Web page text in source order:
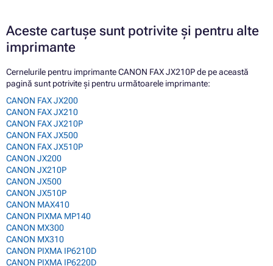
Aceste cartușe sunt potrivite și pentru alte
imprimante
Cernelurile pentru imprimante CANON FAX JX210P de pe această
pagină sunt potrivite și pentru următoarele imprimante:
CANON FAX JX200
CANON FAX JX210
CANON FAX JX210P
CANON FAX JX500
CANON FAX JX510P
CANON JX200
CANON JX210P
CANON JX500
CANON JX510P
CANON MAX410
CANON PIXMA MP140
CANON MX300
CANON MX310
CANON PIXMA IP6210D
CANON PIXMA IP6220D